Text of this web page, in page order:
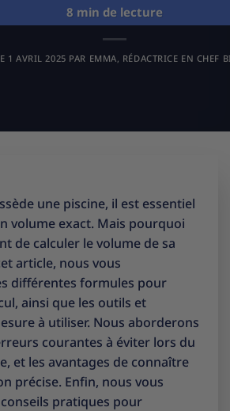
1 AVRIL 2025 PAR EMMA, RÉDACTRICE EN CHEF
une piscine, il est essentiel
volume exact. Mais pourquoi
de calculer le volume de sa
article, nous vous
différentes formules pour
ainsi que les outils et
à utiliser. Nous aborderons
courantes à éviter lors du
et les avantages de connaître
précise. Enfin, nous vous
pratiques pour